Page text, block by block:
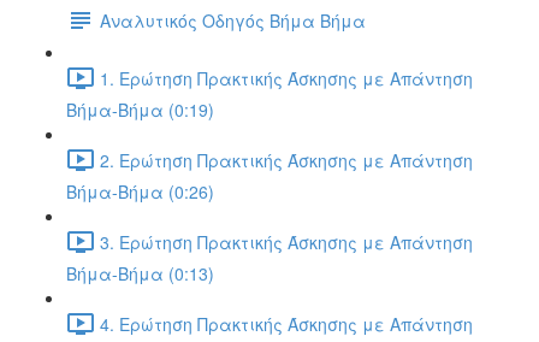
Αναλυτικός Οδηγός Βήμα Βήμα
1. Ερώτηση Πρακτικής Άσκησης με Απάντηση
Βήμα-Βήμα (0:19)
2. Ερώτηση Πρακτικής Άσκησης με Απάντηση
Βήμα-Βήμα (0:26)
3. Ερώτηση Πρακτικής Άσκησης με Απάντηση
Βήμα-Βήμα (0:13)
4. Ερώτηση Πρακτικής Άσκησης με Απάντηση